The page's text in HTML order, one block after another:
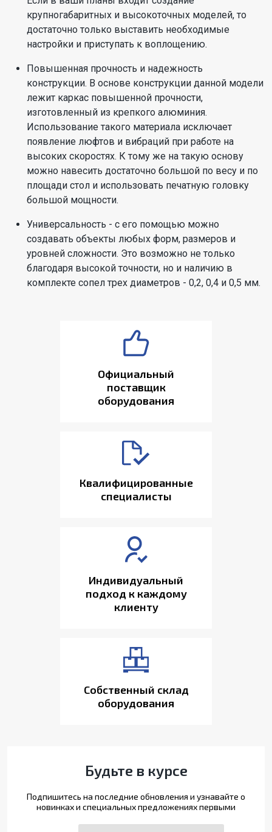
крупногабаритных и высокоточных моделей, то
достаточно только выставить необходимые
настройки и приступать к воплощению.
Повышенная прочность и надежность
конструкции. В основе конструкции данной модели
лежит каркас повышенной прочности,
изготовленный из крепкого алюминия.
Использование такого материала исключает
появление люфтов и вибраций при работе на
высоких скоростях. К тому же на такую основу
можно навесить достаточно большой по весу и по
площади стол и использовать печатную головку
большой мощности.
Универсальность - с его помощью можно
создавать объекты любых форм, размеров и
уровней сложности. Это возможно не только
благодаря высокой точности, но и наличию в
комплекте сопел трех диаметров - 0,2, 0,4 и 0,5 мм.
Официальный
поставщик
оборудования
Квалифицированные
специалисты
Индивидуальный
подход к каждому
клиенту
Собственный склад
оборудования
Будьте в курсе
Подпишитесь на последние обновления и узнавайте о
новинках и специальных предложениях первыми